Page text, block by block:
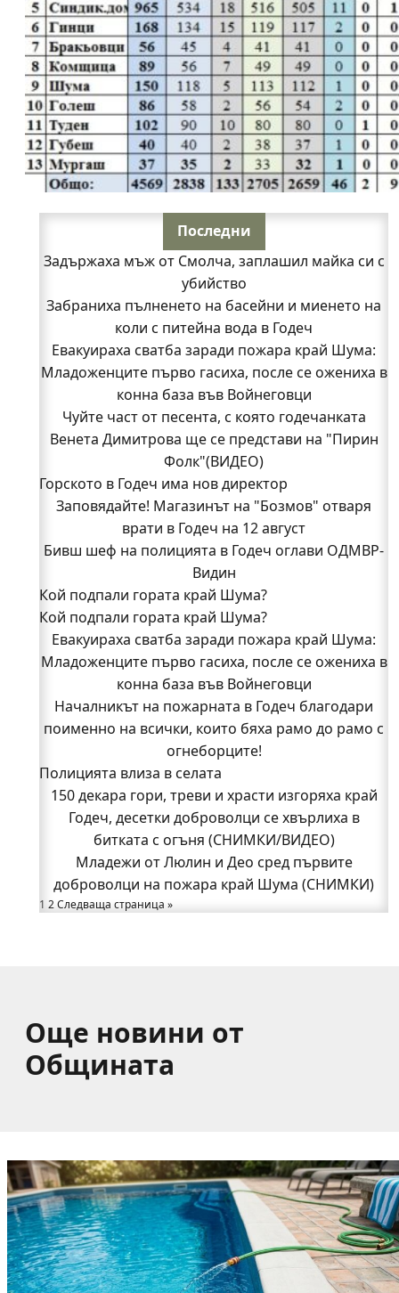
Последни
Задържаха мъж от Смолча, заплашил майка си с
убийство
Забраниха пълненето на басейни и миенето на
коли с питейна вода в Годеч
Евакуираха сватба заради пожара край Шума:
Младоженците първо гасиха, после се ожениха в
конна база във Войнеговци
Чуйте част от песента, с която годечанката
Венета Димитрова ще се представи на "Пирин
Фолк"(ВИДЕО)
Горското в Годеч има нов директор
Заповядайте! Магазинът на "Бозмов" отваря
врати в Годеч на 12 август
Бивш шеф на полицията в Годеч оглави ОДМВР-
Видин
Кой подпали гората край Шума?
Младежи от Люлин и Део сред първите
доброволци на пожара край Шума (СНИМКИ)
Началникът на пожарната в Годеч благодари
поименно на всички, които бяха рамо до рамо с
огнеборците!
150 декара гори, треви и храсти изгоряха край
Годеч, десетки доброволци се хвърлиха в
битката с огъня (СНИМКИ/ВИДЕО)
Полицията влиза в селата
Възможни са прекъсвания на тока утре в части
от община Годеч
Какво накара Яна и Станимир да изберат Годеч
пред живота в чужбина? (ВИДЕО)
Родов оброк събра поколения под старата круша
Кой подпали гората край Шума?
Евакуираха сватба заради пожара край Шума:
Младоженците първо гасиха, после се ожениха в
конна база във Войнеговци
Началникът на пожарната в Годеч благодари
поименно на всички, които бяха рамо до рамо с
огнеборците!
Полицията влиза в селата
150 декара гори, треви и храсти изгоряха край
Годеч, десетки доброволци се хвърлиха в
битката с огъня (СНИМКИ/ВИДЕО)
Младежи от Люлин и Део сред първите
доброволци на пожара край Шума (СНИМКИ)
1 2Следваща страница »
Още новини от
Общината